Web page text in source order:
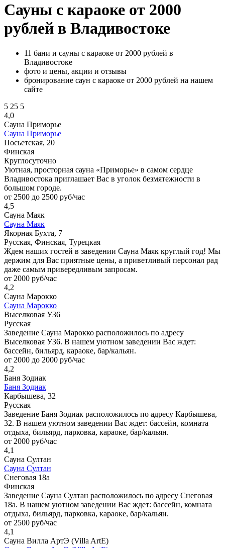
Сауны с караоке от 2000
рублей в Владивостоке
11 бани и сауны с караоке от 2000 рублей в
Владивостоке
фото и цены, акции и отзывы
бронирование саун с караоке от 2000 рублей на нашем
сайте
5 25 5
4,0
Сауна Приморье
Сауна Приморье
Посьетская, 20
Финская
Круглосуточно
Уютная, просторная сауна «Приморье» в самом сердце
Владивостока приглашает Вас в уголок безмятежности в
большом городе.
от 2500 до 2500 руб/час
4,5
Сауна Маяк
Сауна Маяк
Якорная Бухта, 7
Русская, Финская, Турецкая
Ждем наших гостей в заведении Сауна Маяк круглый год! Мы
держим для Вас приятные цены, а приветливый персонал рад
даже самым привередливым запросам.
от 2000 руб/час
4,2
Сауна Марокко
Сауна Марокко
Выселковая У36
Русская
Заведение Сауна Марокко расположилось по адресу
Выселковая У36. В нашем уютном заведении Вас ждет:
бассейн, бильярд, караоке, бар/кальян.
от 2000 до 2000 руб/час
4,2
Баня Зодиак
Баня Зодиак
Карбышева, 32
Русская
Заведение Баня Зодиак расположилось по адресу Карбышева,
32. В нашем уютном заведении Вас ждет: бассейн, комната
отдыха, бильярд, парковка, караоке, бар/кальян.
от 2000 руб/час
4,1
Сауна Султан
Сауна Султан
Снеговая 18а
Финская
Заведение Сауна Султан расположилось по адресу Снеговая
18а. В нашем уютном заведении Вас ждет: бассейн, комната
отдыха, бильярд, парковка, караоке, бар/кальян.
от 2500 руб/час
4,1
Сауна Вилла АртЭ (Villa ArtE)